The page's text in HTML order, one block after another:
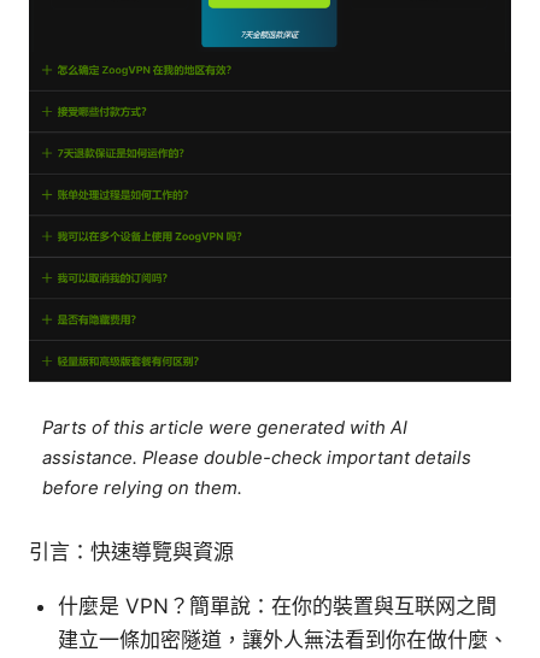
Parts of this article were generated with AI
assistance. Please double-check important details
before relying on them.
引言：快速導覽與資源
什麼是 VPN？簡單說：在你的裝置與互联网之間
建立一條加密隧道，讓外人無法看到你在做什麼、